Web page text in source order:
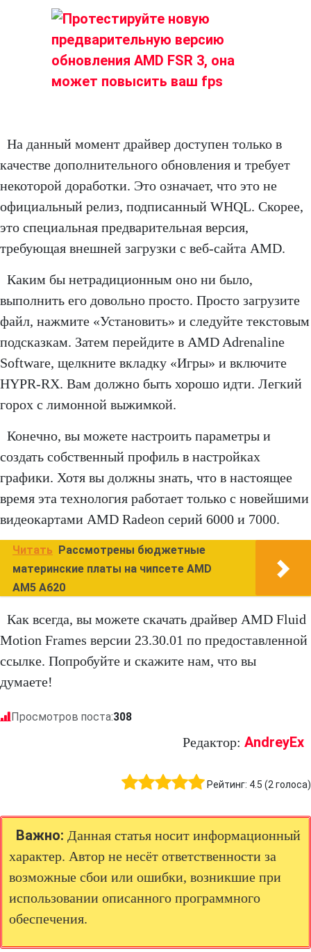
На данный момент драйвер доступен только в
качестве дополнительного обновления и требует
некоторой доработки. Это означает, что это не
официальный релиз, подписанный WHQL. Скорее,
это специальная предварительная версия,
требующая внешней загрузки с веб-сайта AMD.
Каким бы нетрадиционным оно ни было,
выполнить его довольно просто. Просто загрузите
файл, нажмите «Установить» и следуйте текстовым
подсказкам. Затем перейдите в AMD Adrenaline
Software, щелкните вкладку «Игры» и включите
HYPR-RX. Вам должно быть хорошо идти. Легкий
горох с лимонной выжимкой.
Конечно, вы можете настроить параметры и
создать собственный профиль в настройках
графики. Хотя вы должны знать, что в настоящее
время эта технология работает только с новейшими
видеокартами AMD Radeon серий 6000 и 7000.
Читать Рассмотрены бюджетные
материнские платы на чипсете AMD
AM5 A620
Как всегда, вы можете скачать драйвер AMD Fluid
Motion Frames версии 23.30.01 по предоставленной
ссылке. Попробуйте и скажите нам, что вы
думаете!
Просмотров поста:308
Редактор: AndreyEx
Рейтинг: 4.5 (2 голоса)
Важно: Данная статья носит информационный
характер. Автор не несёт ответственности за
возможные сбои или ошибки, возникшие при
использовании описанного программного
обеспечения.